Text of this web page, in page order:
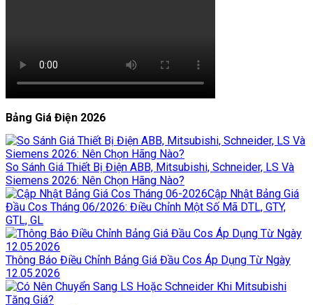
Bảng Giá Điện 2026
So Sánh Giá Thiết Bị Điện ABB, Mitsubishi, Schneider, LS Và
Siemens 2026: Nên Chọn Hãng Nào?
Cập Nhật Bảng Giá
Đầu Cos Tháng 06/2026: Điều Chỉnh Một Số Mã DTL, GTY,
GTL, GL
Thông Báo Điều Chỉnh Bảng Giá Đầu Cos Áp Dụng Từ Ngày
12.05.2026